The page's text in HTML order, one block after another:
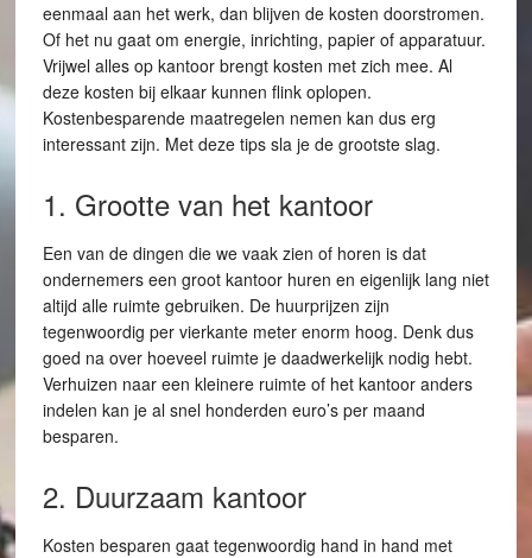
eenmaal aan het werk, dan blijven de kosten doorstromen.
Of het nu gaat om energie, inrichting, papier of apparatuur.
Vrijwel alles op kantoor brengt kosten met zich mee. Al
deze kosten bij elkaar kunnen flink oplopen.
Kostenbesparende maatregelen nemen kan dus erg
interessant zijn. Met deze tips sla je de grootste slag.
1. Grootte van het kantoor
Een van de dingen die we vaak zien of horen is dat
ondernemers een groot kantoor huren en eigenlijk lang niet
altijd alle ruimte gebruiken. De huurprijzen zijn
tegenwoordig per vierkante meter enorm hoog. Denk dus
goed na over hoeveel ruimte je daadwerkelijk nodig hebt.
Verhuizen naar een kleinere ruimte of het kantoor anders
indelen kan je al snel honderden euro’s per maand
besparen.
2. Duurzaam kantoor
Kosten besparen gaat tegenwoordig hand in hand met